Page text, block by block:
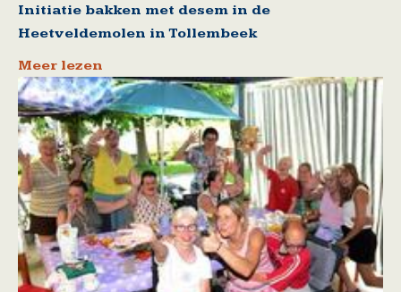
Initiatie bakken met desem in de
Heetveldemolen in Tollembeek
Meer lezen